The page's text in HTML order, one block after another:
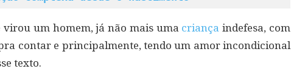
virou um homem, já não mais uma criança indefesa, com
contar e principalmente, tendo um amor incondicional
texto.